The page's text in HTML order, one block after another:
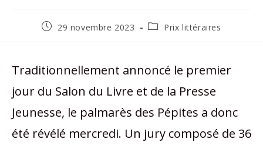
29 novembre 2023 Prix littéraires
Traditionnellement annoncé le premier
jour du Salon du Livre et de la Presse
Jeunesse, le palmarès des Pépites a donc
été révélé mercredi. Un jury composé de 36